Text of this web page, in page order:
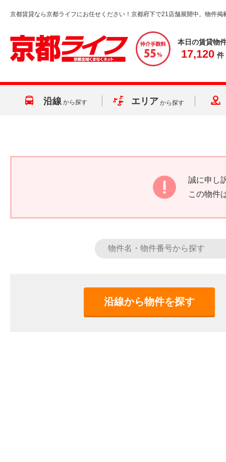
京都賃貸なら京都ライフにお任せください！京都府下で21店舗展開中。物件掲
本日の賃貸物
17,120 件
沿線 から探す エリア から探す
誠に申し
この物件
沿線から物件を探す